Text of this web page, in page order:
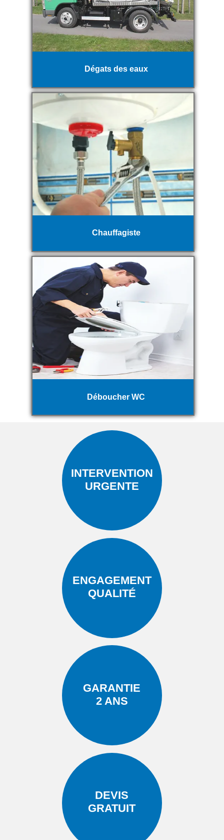
Dégats des eaux
Chauffagiste
Déboucher WC
INTERVENTION
URGENTE
ENGAGEMENT
QUALITÉ
GARANTIE
2 ANS
DEVIS
GRATUIT